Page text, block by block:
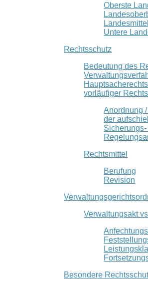
Oberste
Untere
Rechtsschutz
Bedeutung des
vorläufiger
Anordnung
der
Sicherungs-
Rechtsmittel
Berufung
Revision
Verwaltungsakt
Besondere